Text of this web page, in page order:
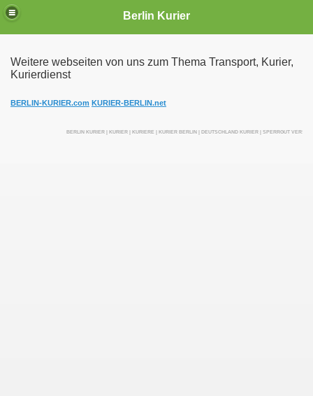
Berlin Kurier
Weitere webseiten von uns zum Thema Transport, Kurier,
Kurierdienst
BERLIN-KURIER.com KURIER-BERLIN.net
BERLIN KURIER | KURIER | KURIERE | KURIER BERLIN | DEUTSCHLAND KURIER | SPERRGUT